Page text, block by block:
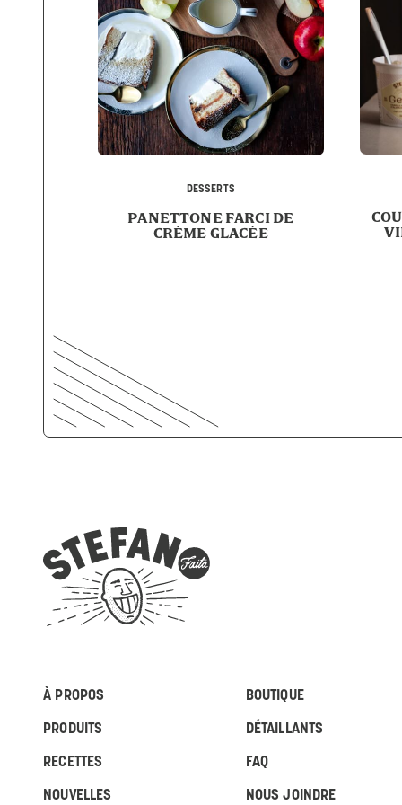
DESSERTS
PANETTONE FARCI DE
CRÈME GLACÉE
À PROPOS BOUTIQUE
PRODUITS DÉTAILLANTS
RECETTES FAQ
NOUVELLES NOUS JOINDRE